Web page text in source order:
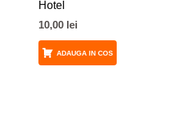
Hotel
10,00 lei
ADAUGA IN COS